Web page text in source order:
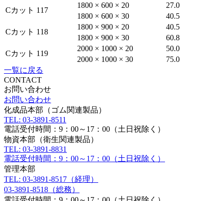
Cカット 117
1800 × 600 × 20
27.0
1800 × 600 × 30
40.5
Cカット 118
1800 × 900 × 20
40.5
1800 × 900 × 30
60.8
Cカット 119
2000 × 1000 × 20
50.0
2000 × 1000 × 30
75.0
一覧に戻る
CONTACT
お問い合わせ
お問い合わせ
化成品本部（ゴム関連製品）
TEL: 03-3891-8511
電話受付時間：9：00～17：00（土日祝除く）
物資本部（衛生関連製品）
TEL: 03-3891-8831
電話受付時間：9：00～17：00（土日祝除く）
管理本部
TEL: 03-3891-8517（経理）
03-3891-8518（総務）